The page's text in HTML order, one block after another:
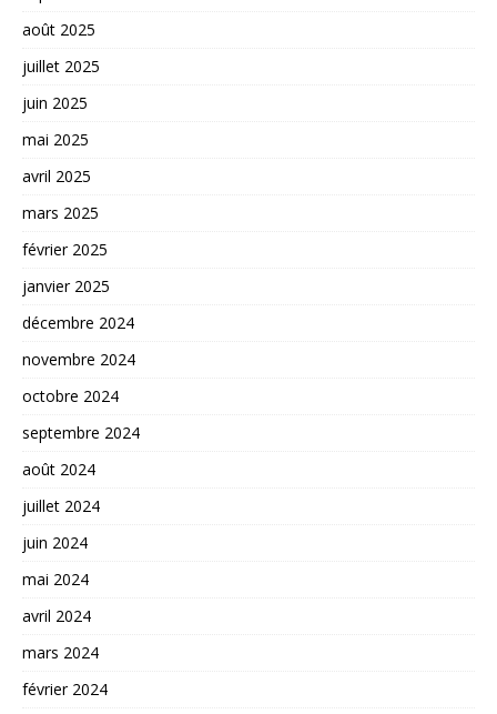
août 2025
juillet 2025
juin 2025
mai 2025
avril 2025
mars 2025
février 2025
janvier 2025
décembre 2024
novembre 2024
octobre 2024
septembre 2024
août 2024
juillet 2024
juin 2024
mai 2024
avril 2024
mars 2024
février 2024